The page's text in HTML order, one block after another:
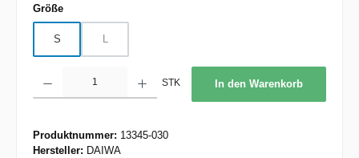
Größeauswählen
S L
(Diese Option ist zurzeit nicht verfügbar.)
STK In den Warenkorb
Produktnummer: 13345-030
Hersteller: DAIWA